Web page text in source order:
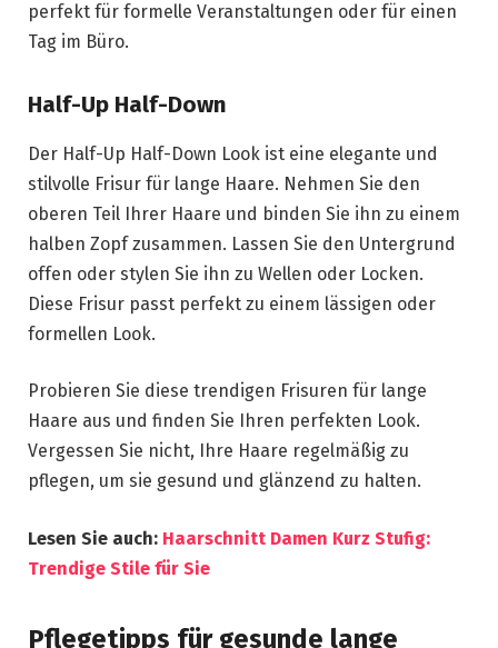
perfekt für formelle Veranstaltungen oder für einen
Tag im Büro.
Half-Up Half-Down
Der Half-Up Half-Down Look ist eine elegante und
stilvolle Frisur für lange Haare. Nehmen Sie den
oberen Teil Ihrer Haare und binden Sie ihn zu einem
halben Zopf zusammen. Lassen Sie den Untergrund
offen oder stylen Sie ihn zu Wellen oder Locken.
Diese Frisur passt perfekt zu einem lässigen oder
formellen Look.
Probieren Sie diese trendigen Frisuren für lange
Haare aus und finden Sie Ihren perfekten Look.
Vergessen Sie nicht, Ihre Haare regelmäßig zu
pflegen, um sie gesund und glänzend zu halten.
Lesen Sie auch: Haarschnitt Damen Kurz Stufig:
Trendige Stile für Sie
Pflegetipps für gesunde lange